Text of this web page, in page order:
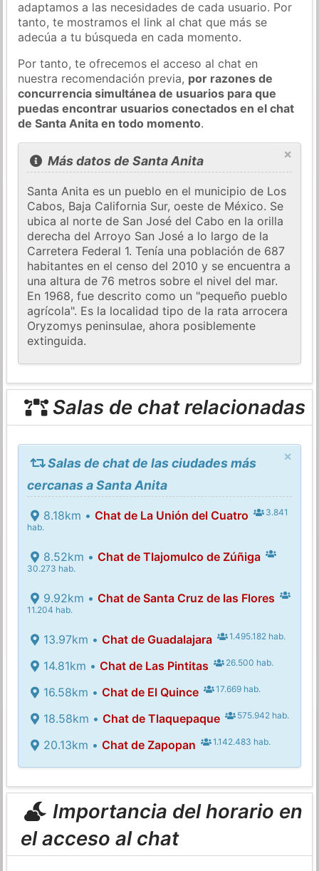
adaptamos a las necesidades de cada usuario. Por
tanto, te mostramos el link al chat que más se
adecúa a tu búsqueda en cada momento.
Por tanto, te ofrecemos el acceso al chat en
nuestra recomendación previa, por razones de
concurrencia simultánea de usuarios para que
puedas encontrar usuarios conectados en el chat
de Santa Anita en todo momento.
×
Más datos de Santa Anita
Santa Anita es un pueblo en el municipio de Los
Cabos, Baja California Sur, oeste de México. Se
ubica al norte de San José del Cabo en la orilla
derecha del Arroyo San José a lo largo de la
Carretera Federal 1. Tenía una población de 687
habitantes en el censo del 2010 y se encuentra a
una altura de 76 metros sobre el nivel del mar.
En 1968, fue descrito como un "pequeño pueblo
agrícola". Es la localidad tipo de la rata arrocera
Oryzomys peninsulae, ahora posiblemente
extinguida.
Salas de chat relacionadas
×
Salas de chat de las ciudades más
cercanas a Santa Anita
8.18km • Chat de La Unión del Cuatro
3.841
hab.
8.52km • Chat de Tlajomulco de Zúñiga
30.273 hab.
9.92km • Chat de Santa Cruz de las Flores
11.204 hab.
13.97km • Chat de Guadalajara 1.495.182 hab.
14.81km • Chat de Las Pintitas 26.500 hab.
16.58km • Chat de El Quince 17.669 hab.
18.58km • Chat de Tlaquepaque 575.942 hab.
20.13km • Chat de Zapopan 1.142.483 hab.
Importancia del horario en
el acceso al chat